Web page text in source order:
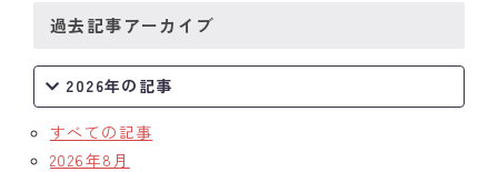
過去記事アーカイブ
2026年の記事
すべての記事
2026年8月